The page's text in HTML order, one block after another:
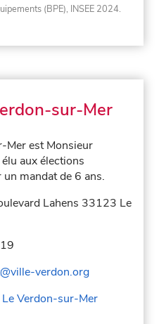
(BPE), INSEE 2024.
sur-Mer
Mer est Monsieur
aux élections
mandat de 6 ans.
Lahens 33123 Le
verdon.org
Verdon-sur-Mer